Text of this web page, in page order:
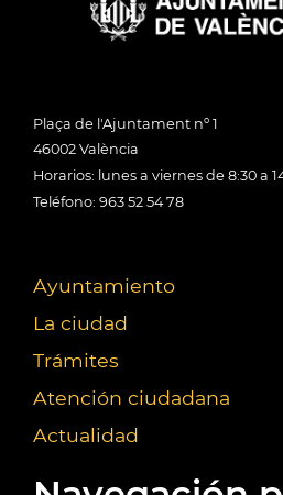
Plaça de l'Ajuntament nº 1
46002 València
Horarios: lunes a viernes de 8:30 a
Teléfono: 963 52 54 78
Ayuntamiento
La ciudad
Trámites
Atención ciudadana
Actualidad